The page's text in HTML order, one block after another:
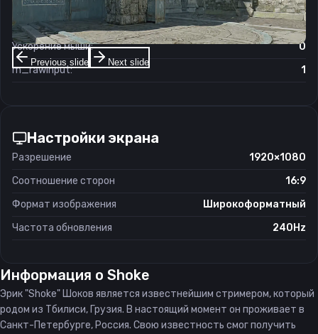
Previous slide Next slide
Чувствительность мыши в Windows:
6/11
Ускорение мыши:
0
m_rawinput:
1
Настройки экрана
Разрешение
1920×1080
Соотношение сторон
16:9
Формат изображения
Широкоформатный
Частота обновления
240Hz
Информация о Shoke
Эрик "Shoke" Шоков является известнейшим стримером, который
родом из Тбилиси, Грузия. В настоящий момент он проживает в
Санкт-Петербурге, Россия. Свою известность смог получить